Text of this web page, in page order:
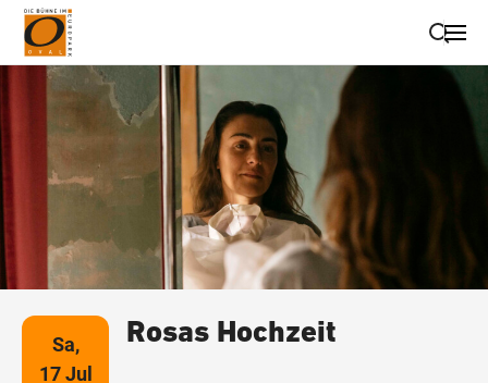
Suche schließen
Wegbeschreibung erhalten
Sa,
17 Jul
Rosas Hochzeit